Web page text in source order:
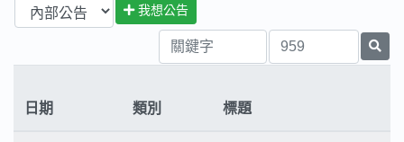
我想公告
日期 類別 標題